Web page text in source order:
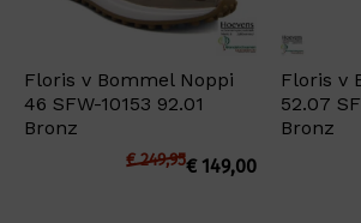
Floris v Bommel Noppi
46 SFW-10153 92.01
Bronz
€149,00
€249,95
Floris v
52.07
Bronz